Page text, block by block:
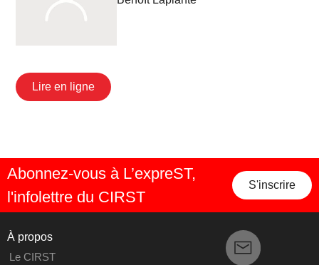
Lire en ligne
Abonnez-vous à L’expreST,
l'infolettre du CIRST
S'inscrire
À propos
Le CIRST